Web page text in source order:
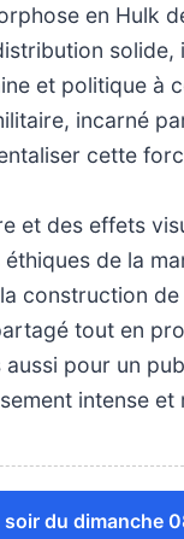
en Hulk
solide,
et politique à
incarné
cette
et des effets
de la
construction
tout en
pour un
intense et
du dimanche